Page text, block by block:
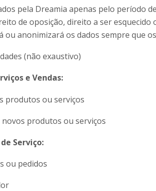
pela Dreamia apenas pelo período
de oposição, direito a ser
ou anonimizará os dados sempre que
(não exaustivo)
e Vendas:
produtos ou serviços
produtos ou serviços
Serviço:
ou pedidos